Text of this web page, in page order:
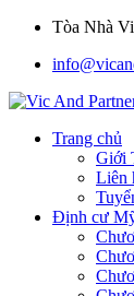
Tòa Nhà
Trang chủ
Giới
Liên
Định cư